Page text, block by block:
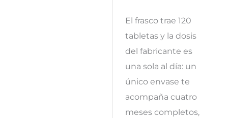
El frasco trae 120
tabletas y la dosis
del fabricante es
una sola al día: un
único envase te
acompaña cuatro
meses completos,